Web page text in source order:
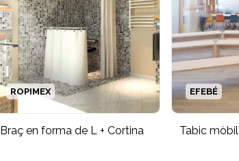
Braç en forma de L + Cortina
ROPIMEX
Tabic mòbil
EFEBÉ